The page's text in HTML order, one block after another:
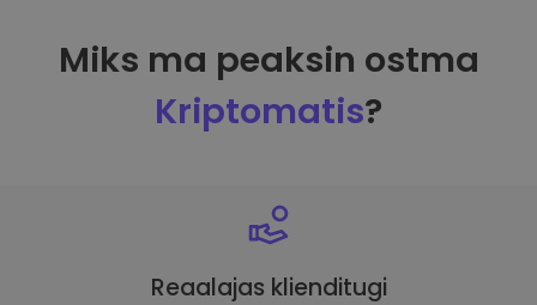
Miks ma peaksin ostma
Kriptomatis?
Reaalajas klienditugi